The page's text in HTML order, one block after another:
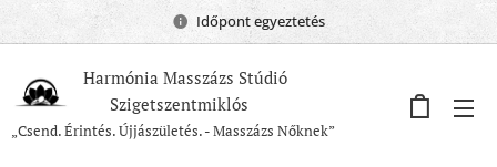
Időpont egyeztetés
Harmónia Masszázs Stúdió
Szigetszentmiklós
„Csend. Érintés. Újjászületés. - Masszázs Nőknek”